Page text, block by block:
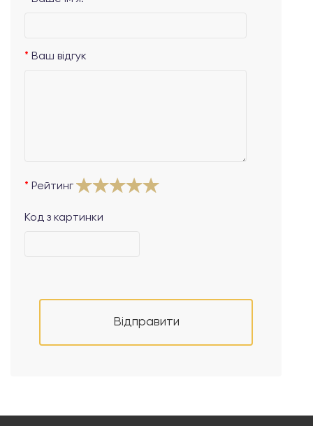
Ваш відгук
Рейтинг
Код з картинки
Відправити